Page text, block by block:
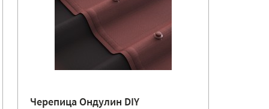
Черепица Ондулин DIY